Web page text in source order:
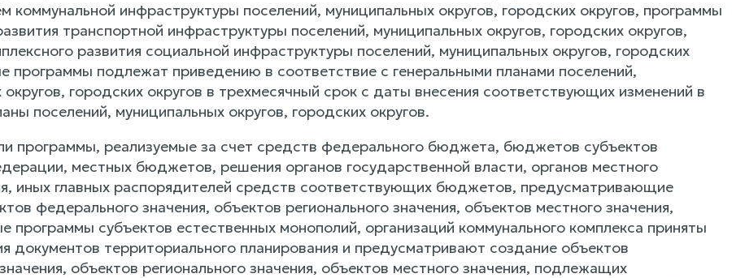
коммунальной инфраструктуры поселений, муниципальных округов, городских округов, программы
транспортной инфраструктуры поселений, муниципальных округов, городских округов,
развития социальной инфраструктуры поселений, муниципальных округов, городских
программы подлежат приведению в соответствие с генеральными планами поселений,
городских округов в трехмесячный срок с даты внесения соответствующих изменений в
поселений, муниципальных округов, городских округов.
программы, реализуемые за счет средств федерального бюджета, бюджетов субъектов
местных бюджетов, решения органов государственной власти, органов местного
иных главных распорядителей средств соответствующих бюджетов, предусматривающие
федерального значения, объектов регионального значения, объектов местного значения,
программы субъектов естественных монополий, организаций коммунального комплекса приняты
документов территориального планирования и предусматривают создание объектов
объектов регионального значения, объектов местного значения, подлежащих